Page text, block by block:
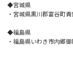
◆宮城県
・宮城県黒川郡富谷町
◆福島県
・福島県いわき市内郷